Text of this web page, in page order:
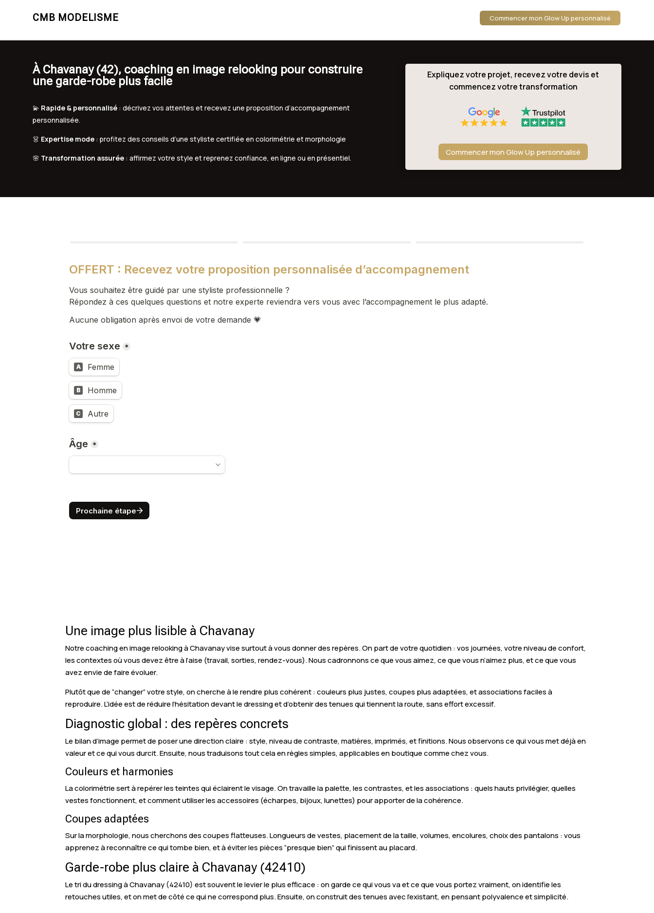
CMB MODELISME Commencer mon Glow Up personnalisé
À Chavanay (42), coaching en image relooking pour construire
une garde-robe plus facile
💫 Rapide & personnalisé : décrivez vos attentes et recevez une proposition d’accompagnement
personnalisée.
👗 Expertise mode : profitez des conseils d’une styliste certifiée en colorimétrie et morphologie
🌸 Transformation assurée : affirmez votre style et reprenez confiance, en ligne ou en présentiel.
Expliquez votre projet, recevez votre devis et
commencez votre transformation
Commencer mon Glow Up personnalisé
Une image plus lisible à Chavanay
Notre coaching en image relooking à Chavanay vise surtout à vous donner des repères. On part de votre quotidien : vos journées, votre niveau de confort,
les contextes où vous devez être à l’aise (travail, sorties, rendez-vous). Nous cadronnons ce que vous aimez, ce que vous n’aimez plus, et ce que vous
avez envie de faire évoluer.
Plutôt que de “changer” votre style, on cherche à le rendre plus cohérent : couleurs plus justes, coupes plus adaptées, et associations faciles à
reproduire. L’idée est de réduire l’hésitation devant le dressing et d’obtenir des tenues qui tiennent la route, sans effort excessif.
Diagnostic global : des repères concrets
Le bilan d’image permet de poser une direction claire : style, niveau de contraste, matières, imprimés, et finitions. Nous observons ce qui vous met déjà en
valeur et ce qui vous durcit. Ensuite, nous traduisons tout cela en règles simples, applicables en boutique comme chez vous.
Couleurs et harmonies
La colorimétrie sert à repérer les teintes qui éclairent le visage. On travaille la palette, les contrastes, et les associations : quels hauts privilégier, quelles
vestes fonctionnent, et comment utiliser les accessoires (écharpes, bijoux, lunettes) pour apporter de la cohérence.
Coupes adaptées
Sur la morphologie, nous cherchons des coupes flatteuses. Longueurs de vestes, placement de la taille, volumes, encolures, choix des pantalons : vous
apprenez à reconnaître ce qui tombe bien, et à éviter les pièces “presque bien” qui finissent au placard.
Garde-robe plus claire à Chavanay (42410)
Le tri du dressing à Chavanay (42410) est souvent le levier le plus efficace : on garde ce qui vous va et ce que vous portez vraiment, on identifie les
retouches utiles, et on met de côté ce qui ne correspond plus. Ensuite, on construit des tenues avec l’existant, en pensant polyvalence et simplicité.